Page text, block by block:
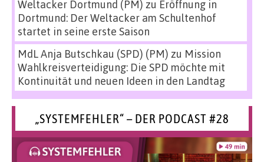
Weltacker Dortmund (PM) zu Eröffnung in
Dortmund: Der Weltacker am Schultenhof
startet in seine erste Saison
MdL Anja Butschkau (SPD) (PM) zu Mission
Wahlkreisverteidigung: Die SPD möchte mit
Kontinuität und neuen Ideen in den Landtag
„SYSTEMFEHLER“ – DER PODCAST #28